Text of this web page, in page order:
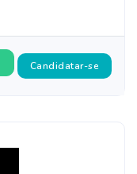
Candidatar-se